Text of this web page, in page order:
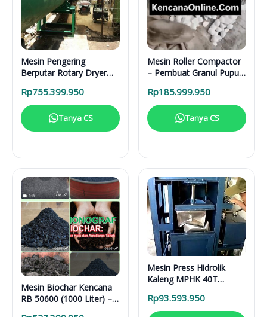
Mesin Pengering
Berputar Rotary Dryer
Rp755.399.950
Tanya CS
Mesin Roller Compactor
– Pembuat Granul Pupuk
Rp185.999.950
Tanya CS
Mesin Biochar Kencana
RB 50600 (1000 Liter) –
Mesin Press Hidrolik
Kaleng MPHK 40T
Rp93.593.950